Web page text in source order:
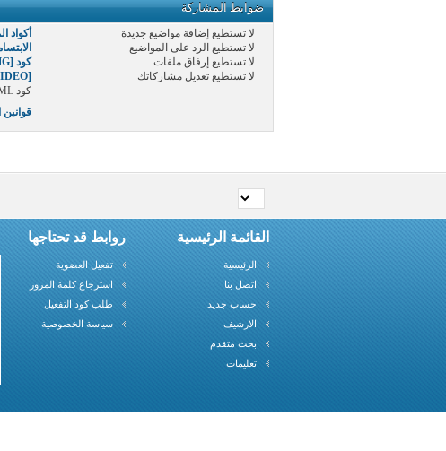
ضوابط المشاركة
لا تستطيعإضافة مواضيع جديدة
لا تستطيعالرد على المواضيع
لا تستطيعإرفاق ملفات
لا تستطيعتعديل مشاركاتك
أكواد
كود [IMG]
[VIDEO]
كود HTML
قوانين
القائمة الرئيسية
الرئيسية
اتصل بنا
حساب جديد
الارشيف
بحث متقدم
تعليمات
روابط قد تحتاجها
تفعيل العضوية
استرجاع كلمة المرور
طلب كود التفعيل
سياسة الخصوصية